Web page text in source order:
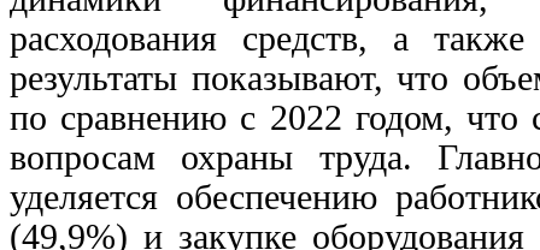
расходования средств, а
результаты показывают, что
по сравнению с 2022 годом, что
вопросам охраны труда.
уделяется обеспечению
(49,9%) и закупке